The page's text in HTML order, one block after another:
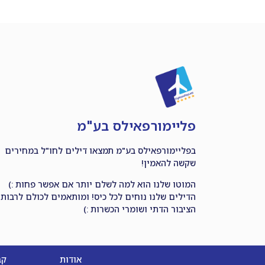
פליימורפאילס בע"מ
בפליימורפאילס בע"מ תמצאו דילים לחו"ל במחירים
שקשה להאמין!
המוטו שלנו הוא למה לשלם יותר אם אפשר פחות :)
הדילים שלנו נוחים לכל כיס! ומותאמים לכולם לרבות
הציבור הדתי ושומרי הכשרות :)
אודות